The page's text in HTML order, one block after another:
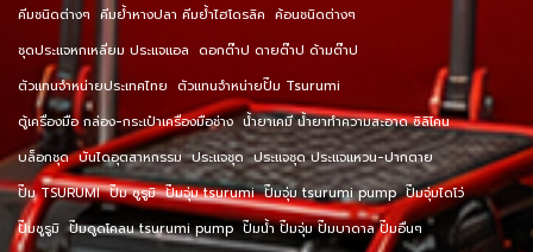
คีมชนิดต่างๆ คีมย้ำหางปลา คีมย้ำไฮโดรลิค ค้อนชนิดต่างๆ
ชุดประแจหกเหลี่ยม ประแจแอล ดอกต๊าป ดายต๊าป ด้ามต๊าป
ตัวแทนจำหน่ายประเทศไทย ตัวแทนจำหน่ายปั๊ม Tsurumi
ตู้เครื่องมือ กล่อง-กระเป๋าเครื่องมือช่าง น้ำยาเคมี น้ำยาทำความสะอาด ซิลิโคน
บล็อกชุด บันไดอุตสาหกรรม ประแจชุด ประแจชุด ประแจแหวน-ปากตาย
ปั๊ม TSURUMI ปั๊ม ซูรูมิ ปั๊มจุ่ม tsurumi ปั๊มจุ่ม tsurumi pump ปั๊มจุ่มไดโว่
ปั๊มซูรูมิ ปั๊มดูดโคลน tsurumi pump ปั๊มน้ำ ปั๊มจุ่ม ปั๊มบาดาล ปั๊มอื่นๆ